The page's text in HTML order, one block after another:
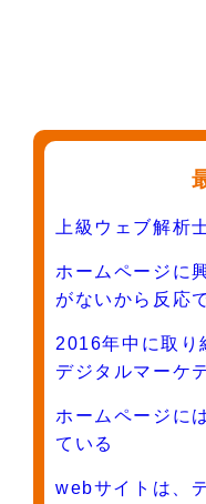
上級ウェブ解析
ホームページに
がないから反応
2016年中に取り
デジタルマーケ
ホームページに
ている
webサイトは、